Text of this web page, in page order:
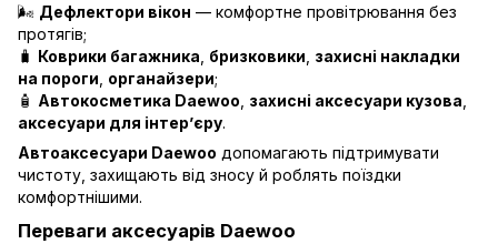
🌬️ Дефлектори вікон — комфортне провітрювання без
протягів;
🧳 Коврики багажника бризковики захисні накладки
на пороги органайзери;
🧴 Автокосметика Daewoo захисні аксесуари кузова
аксесуари для інтер’єру.
Автоаксесуари Daewoo допомагають підтримувати
чистоту, захищають від зносу й роблять поїздки
комфортнішими.
Переваги аксесуарів Daewoo